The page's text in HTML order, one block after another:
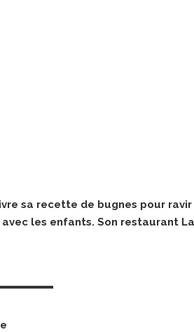
sa recette de bugnes pour
les enfants. Son restaurant